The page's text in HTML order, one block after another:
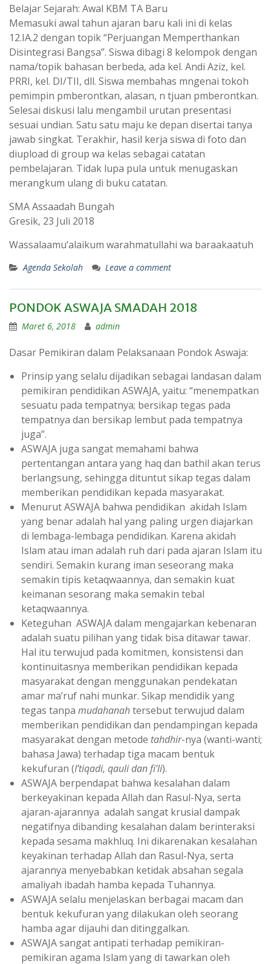
Belajar Sejarah: Awal KBM TA Baru
Memasuki awal tahun ajaran baru kali ini di kelas
12.IA.2 dengan topik “Perjuangan Memperthankan
Disintegrasi Bangsa”. Siswa dibagi 8 kelompok dengan
nama/topik bahasan berbeda, ada kel. Andi Aziz, kel.
PRRI, kel. DI/TII, dll. Siswa membahas mngenai tokoh
pemimpin pmberontkan, alasan, n tjuan pmberontkan.
Selesai diskusi lalu mengambil urutan presentasi
sesuai undian. Satu satu maju ke depan disertai tanya
jawab singkat. Terakhir, hasil kerja siswa di foto dan
diupload di group wa kelas sebagai catatan
pembelajaran. Tidak lupa pula untuk menugaskan
merangkum ulang di buku catatan.
SMA Assaadah Bungah
Gresik, 23 Juli 2018
Wassalaamu’alaikum warahmatullahi wa baraakaatuh
Agenda Sekolah Leave a comment
PONDOK ASWAJA SMADAH 2018
Maret 6, 2018 admin
Dasar Pemikiran dalam Pelaksanaan Pondok Aswaja:
Prinsip yang selalu dijadikan sebagai landasan dalam
pemikiran pendidikan ASWAJA, yaitu: “menempatkan
sesuatu pada tempatnya; bersikap tegas pada
tempatnya dan bersikap lembut pada tempatnya
juga”.
ASWAJA juga sangat memahami bahwa
pertentangan antara yang haq dan bathil akan terus
berlangsung, sehingga dituntut sikap tegas dalam
memberikan pendidikan kepada masyarakat.
Menurut ASWAJA bahwa pendidikan akidah Islam
yang benar adalah hal yang paling urgen diajarkan
di lembaga-lembaga pendidikan. Karena akidah
Islam atau iman adalah ruh dari pada ajaran Islam itu
sendiri. Semakin kurang iman seseorang maka
semakin tipis ketaqwaannya, dan semakin kuat
keimanan sesorang maka semakin tebal
ketaqwaannya.
Keteguhan ASWAJA dalam mengajarkan kebenaran
adalah suatu pilihan yang tidak bisa ditawar tawar.
Hal itu terwujud pada komitmen, konsistensi dan
kontinuitasnya memberikan pendidikan kepada
masyarakat dengan menggunakan pendekatan
amar ma’ruf nahi munkar. Sikap mendidik yang
tegas tanpa mudahanahtersebut terwujud dalam
memberikan pendidikan dan pendampingan kepada
masyarakat dengan metode tahdhir-nya (wanti-wanti;
bahasa Jawa) terhadap tiga macam bentuk
kekufuran (I’tiqadi, qauli dan fi’li).
ASWAJA berpendapat bahwa kesalahan dalam
berkeyakinan kepada Allah dan Rasul-Nya, serta
ajaran-ajarannya adalah sangat krusial dampak
negatifnya dibanding kesalahan dalam berinteraksi
kepada sesama makhluq. Ini dikarenakan kesalahan
keyakinan terhadap Allah dan Rasul-Nya, serta
ajarannya menyebabkan ketidak absahan segala
amaliyah ibadah hamba kepada Tuhannya.
ASWAJA selalu menjelaskan berbagai macam dan
bentuk kekufuran yang dilakukan oleh seorang
hamba agar dijauhi dan ditinggalkan.
ASWAJA sangat antipati terhadap pemikiran-
pemikiran agama Islam yang di tawarkan oleh